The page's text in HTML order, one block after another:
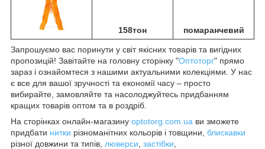
158тон помаранчевий
Запрошуємо вас поринути у світ якісних товарів та вигідних
пропозицій! Завітайте на головну сторінку "Оптоторг" прямо
зараз і ознайомтеся з нашими актуальними колекціями. У нас
є все для вашої зручності та економії часу – просто
вибирайте, замовляйте та насолоджуйтесь придбанням
кращих товарів оптом та в роздріб.
На сторінках онлайн-магазину optotorg.com.ua ви зможете
придбати нитки різноманітних кольорів і товщини, блискавки
різної довжини та типів, люверси застібки